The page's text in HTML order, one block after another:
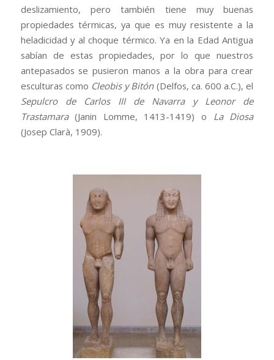
deslizamiento, pero también tiene muy buenas
propiedades térmicas, ya que es muy resistente a la
heladicidad y al choque térmico. Ya en la Edad Antigua
sabían de estas propiedades, por lo que nuestros
antepasados se pusieron manos a la obra para crear
esculturas como Cleobis y Bitón(Delfos, ca. 600 a.C.), el
Sepulcro de Carlos III de Navarra y Leonor de
Trastamara(Janin Lomme, 1413-1419) o La Diosa
(Josep Clarà, 1909).